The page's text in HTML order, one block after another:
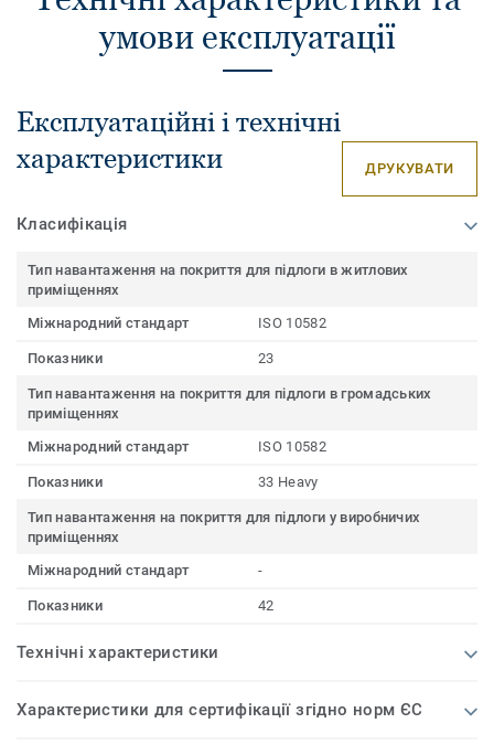
умови експлуатації
Експлуатаційні і технічні
характеристики
ДРУКУВАТИ
Класифікація
Тип навантаження на покриття для підлоги в житлових
приміщеннях
Міжнародний стандарт
ISO 10582
Показники 23
Тип навантаження на покриття для підлоги в громадських
приміщеннях
Міжнародний стандарт
ISO 10582
Показники 33 Heavy
Тип навантаження на покриття для підлоги у виробничих
приміщеннях
Міжнародний стандарт
-
Показники 42
Технічні характеристики
Характеристики для сертифікації згідно норм ЄС